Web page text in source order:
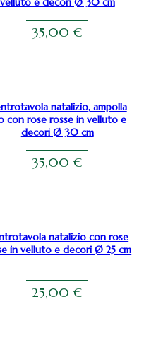
35,00 €
natalizio, ampolla
con rose rosse in velluto e
decori Ø 30 cm
35,00 €
natalizio con rose
in velluto e decori Ø 25 cm
25,00€